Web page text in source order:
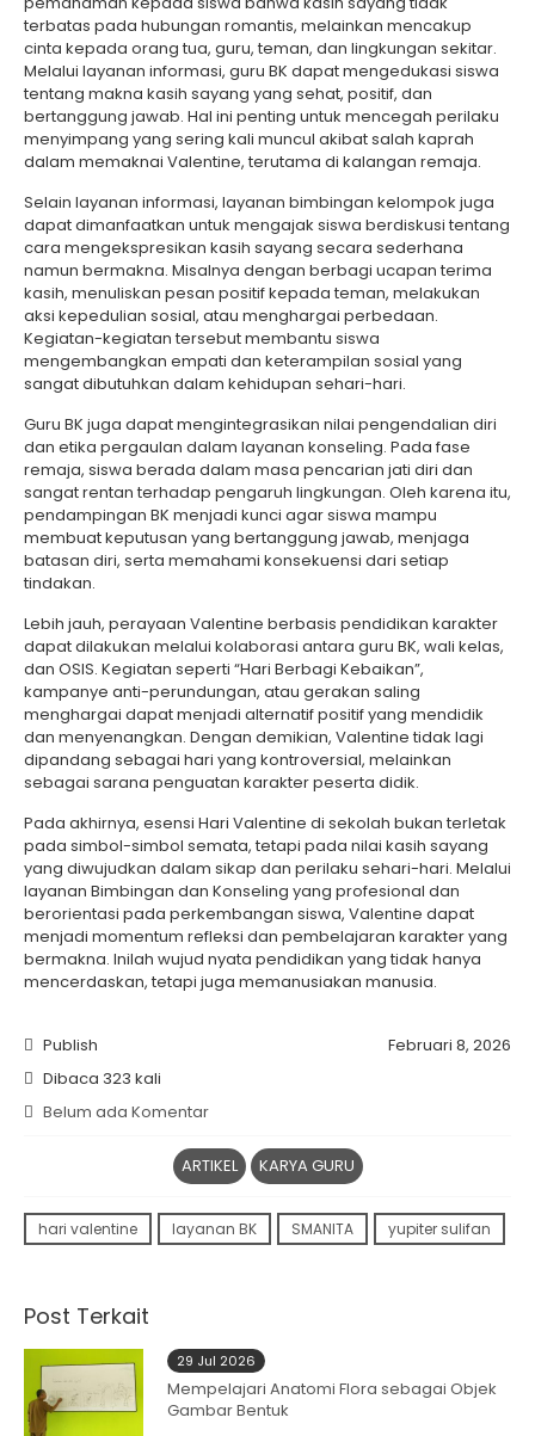
terbatas pada hubungan romantis, melainkan mencakup
cinta kepada orang tua, guru, teman, dan lingkungan sekitar.
Melalui layanan informasi, guru BK dapat mengedukasi siswa
tentang makna kasih sayang yang sehat, positif, dan
bertanggung jawab. Hal ini penting untuk mencegah perilaku
menyimpang yang sering kali muncul akibat salah kaprah
dalam memaknai Valentine, terutama di kalangan remaja.
Selain layanan informasi, layanan bimbingan kelompok juga
dapat dimanfaatkan untuk mengajak siswa berdiskusi tentang
cara mengekspresikan kasih sayang secara sederhana
namun bermakna. Misalnya dengan berbagi ucapan terima
kasih, menuliskan pesan positif kepada teman, melakukan
aksi kepedulian sosial, atau menghargai perbedaan.
Kegiatan-kegiatan tersebut membantu siswa
mengembangkan empati dan keterampilan sosial yang
sangat dibutuhkan dalam kehidupan sehari-hari.
Guru BK juga dapat mengintegrasikan nilai pengendalian diri
dan etika pergaulan dalam layanan konseling. Pada fase
remaja, siswa berada dalam masa pencarian jati diri dan
sangat rentan terhadap pengaruh lingkungan. Oleh karena itu,
pendampingan BK menjadi kunci agar siswa mampu
membuat keputusan yang bertanggung jawab, menjaga
batasan diri, serta memahami konsekuensi dari setiap
tindakan.
Lebih jauh, perayaan Valentine berbasis pendidikan karakter
dapat dilakukan melalui kolaborasi antara guru BK, wali kelas,
dan OSIS. Kegiatan seperti “Hari Berbagi Kebaikan”,
kampanye anti-perundungan, atau gerakan saling
menghargai dapat menjadi alternatif positif yang mendidik
dan menyenangkan. Dengan demikian, Valentine tidak lagi
dipandang sebagai hari yang kontroversial, melainkan
sebagai sarana penguatan karakter peserta didik.
Pada akhirnya, esensi Hari Valentine di sekolah bukan terletak
pada simbol-simbol semata, tetapi pada nilai kasih sayang
yang diwujudkan dalam sikap dan perilaku sehari-hari. Melalui
layanan Bimbingan dan Konseling yang profesional dan
berorientasi pada perkembangan siswa, Valentine dapat
menjadi momentum refleksi dan pembelajaran karakter yang
bermakna. Inilah wujud nyata pendidikan yang tidak hanya
mencerdaskan, tetapi juga memanusiakan manusia.
Publish
Februari 8, 2026
Dibaca 323 kali
Belum ada Komentar
ARTIKEL KARYA GURU
hari valentine layanan BK SMANITA yupiter sulifan
Post Terkait
29 Jul 2026
Mempelajari Anatomi Flora sebagai Objek
Gambar Bentuk